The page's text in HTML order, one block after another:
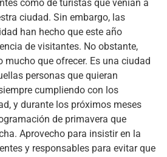
como de turistas que venían a
ciudad. Sin embargo, las
han hecho que este año
de visitantes. No obstante,
mucho que ofrecer. Es una ciudad
personas que quieran
cumpliendo con los
y durante los próximos meses
de primavera que
Aprovecho para insistir en la
y responsables para evitar que